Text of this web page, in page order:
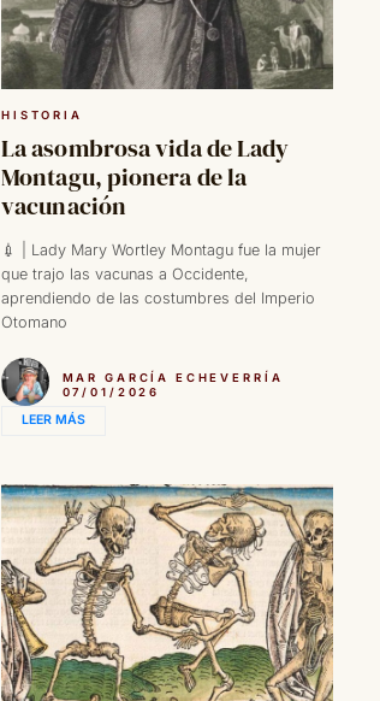
HISTORIA
La asombrosa vida de Lady
Montagu, pionera de la
vacunación
💉 | Lady Mary Wortley Montagu fue la mujer
que trajo las vacunas a Occidente,
aprendiendo de las costumbres del Imperio
Otomano
MAR GARCÍA ECHEVERRÍA
07/01/2026
LEER MÁS